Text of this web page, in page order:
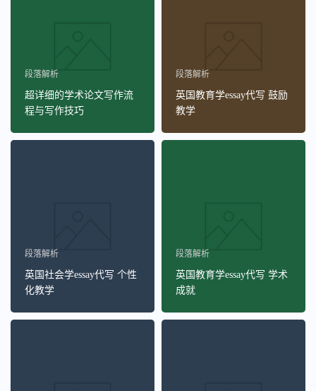
段落解析
超详细的学术论文写作流
程与写作技巧
段落解析
英国教育学essay代写 鼓励
教学
段落解析
英国社会学essay代写 个性
化教学
段落解析
英国教育学essay代写 学术
成就